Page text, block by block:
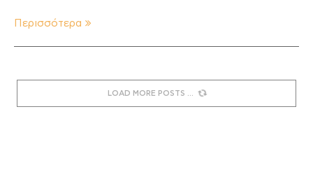
Περισσότερα
LOAD MORE POSTS